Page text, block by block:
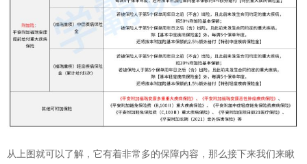
从上图就可以了解，它有着非常多的保障内容，那么接下来我们来瞅